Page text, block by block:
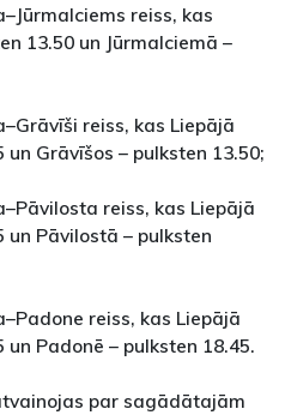
reiss, kas
13.50 un Jūrmalciemā –
reiss, kas Liepājā
Grāvīšos – pulksten 13.50;
reiss, kas Liepājā
Pāvilostā – pulksten
reiss, kas Liepājā
Padonē – pulksten 18.45.
par sagādātajām